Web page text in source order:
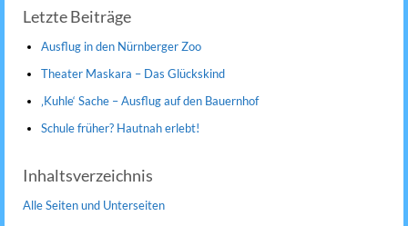
Letzte Beiträge
Ausflug in den Nürnberger Zoo
Theater Maskara – Das Glückskind
‚Kuhle‘ Sache – Ausflug auf den Bauernhof
Schule früher? Hautnah erlebt!
Inhaltsverzeichnis
Alle Seiten und Unterseiten